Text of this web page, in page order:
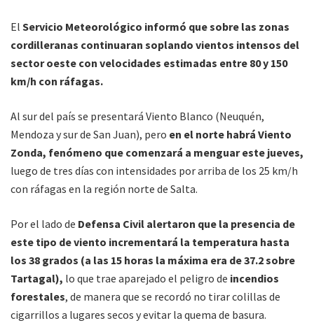
El Servicio Meteorológico informó que sobre las zonas
cordilleranas continuaran soplando vientos intensos del
sector oeste con velocidades estimadas entre 80 y 150
km/h con ráfagas.
Al sur del país se presentará Viento Blanco (Neuquén,
Mendoza y sur de San Juan), pero en el norte habrá Viento
Zonda, fenómeno que comenzará a menguar este jueves,
luego de tres días con intensidades por arriba de los 25 km/h
con ráfagas en la región norte de Salta.
Por el lado de Defensa Civil alertaron que la presencia de
este tipo de viento incrementará la temperatura hasta
los 38 grados (a las 15 horas la máxima era de 37.2 sobre
Tartagal), lo que trae aparejado el peligro de incendios
forestales, de manera que se recordó no tirar colillas de
cigarrillos a lugares secos y evitar la quema de basura.